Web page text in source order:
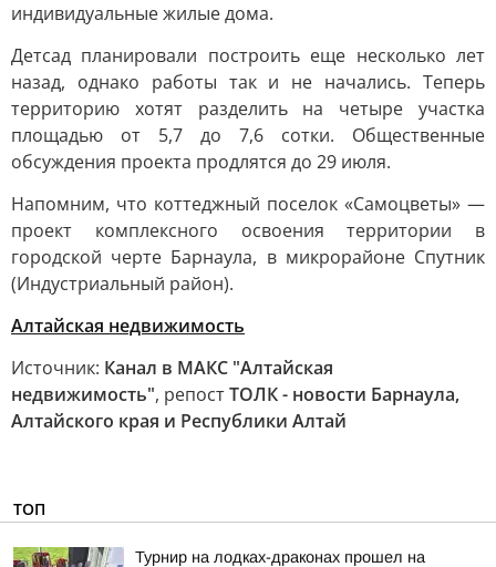
индивидуальные жилые дома.
Детсад планировали построить еще несколько лет
назад, однако работы так и не начались. Теперь
территорию хотят разделить на четыре участка
площадью от 5,7 до 7,6 сотки. Общественные
обсуждения проекта продлятся до 29 июля.
Напомним, что коттеджный поселок «Самоцветы» —
проект комплексного освоения территории в
городской черте Барнаула, в микрорайоне Спутник
(Индустриальный район).
Алтайская недвижимость
Источник: Канал в МАКС "Алтайская
недвижимость", репостТОЛК - новости Барнаула,
Алтайского края и Республики Алтай
ТОП
Турнир на лодках-драконах прошел на